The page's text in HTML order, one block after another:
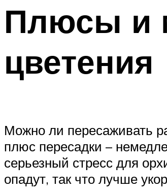
Плюсы и
цветения
Можно ли пересаживать
плюс пересадки –
серьезный стресс для
опадут, так что лучше